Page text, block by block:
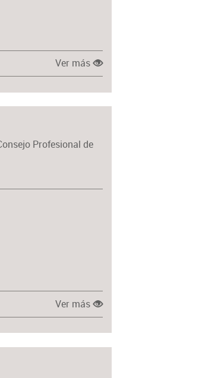
Ver más
Profesional de
Ver más